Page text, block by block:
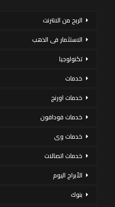
الربح من الانترنت
الاستثمار فى الذهب
تكنولوجيا
خدمات
خدمات اورنج
خدمات فودافون
خدمات وى
خدمات اتصالات
الأبراج اليوم
بنوك